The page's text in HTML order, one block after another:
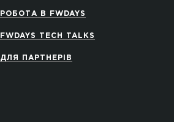
РОБОТА В FWDAYS
FWDAYS TECH TALKS
ДЛЯ ПАРТНЕРІВ